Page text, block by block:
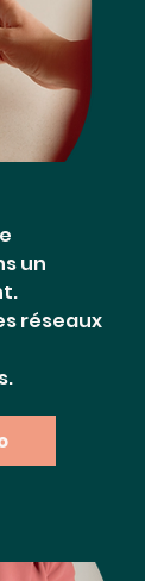
un
réseaux